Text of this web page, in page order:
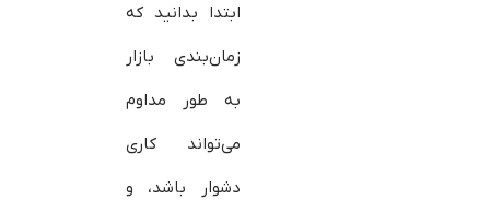
ابتدا بدانید که
زمان‌بندی بازار
به طور مداوم
می‌تواند کاری
دشوار باشد، و